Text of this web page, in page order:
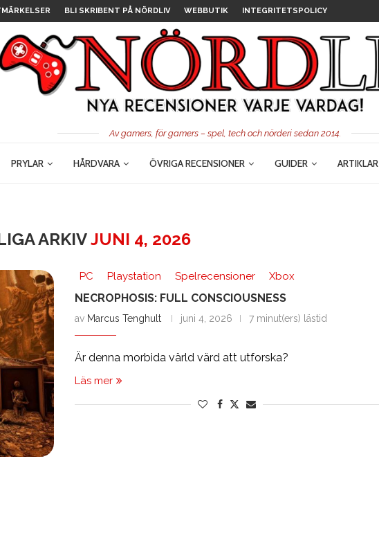
BLI SKRIBENT PÅ NÖRDLIV WEBBUTIK INTEGRITETSPOLICY
Av gamers, för gamers – spel, tech och nörderi sedan 2014.
PRYLAR HÅRDVARA ÖVRIGA RECENSIONER GUIDER ARTIKLAR
ARKIVJUNI 4, 2026
PC Playstation Spelrecensioner Xbox
NECROPHOSIS: FULL CONSCIOUSNESS
av Marcus Tenghult juni 4, 2026 7 minut(ers) lästid
Är denna morbida värld värd att utforska?
Läs mer